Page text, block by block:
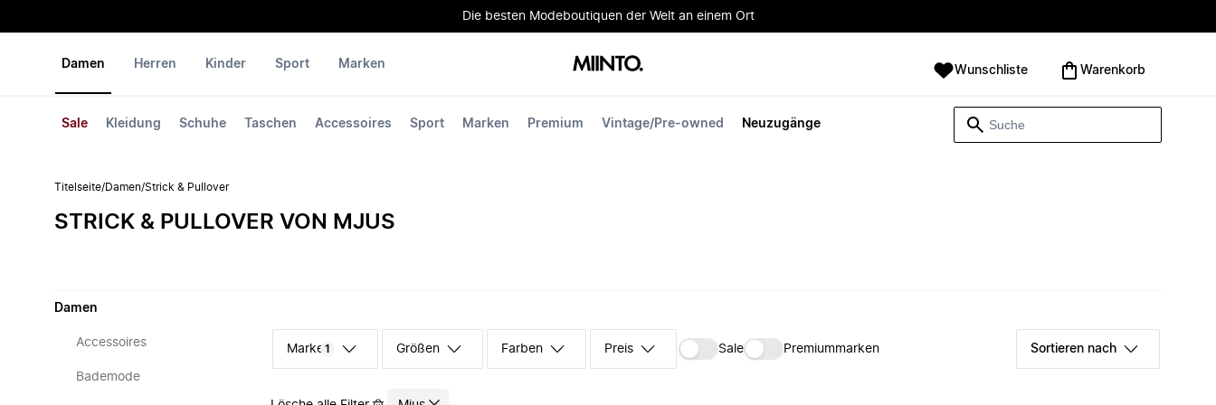
Die besten Modeboutiquen der Welt an einem Ort
Damen
Sale Kleidung Schuhe Taschen Accessoires Sport Marken Premium Vintage/Pre-owned Neuzugänge
Herren Kinder Sport Marken Wunschliste Warenkorb
Titelseite/Damen/Strick & Pullover
STRICK & PULLOVER VON MJUS
Damen
Accessoires
Bademode
Marke 1 Größen Farben Preis Sale Premiummarken Sortieren nach